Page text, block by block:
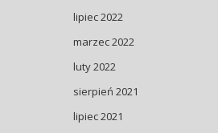
lipiec 2022
marzec 2022
luty 2022
sierpień 2021
lipiec 2021